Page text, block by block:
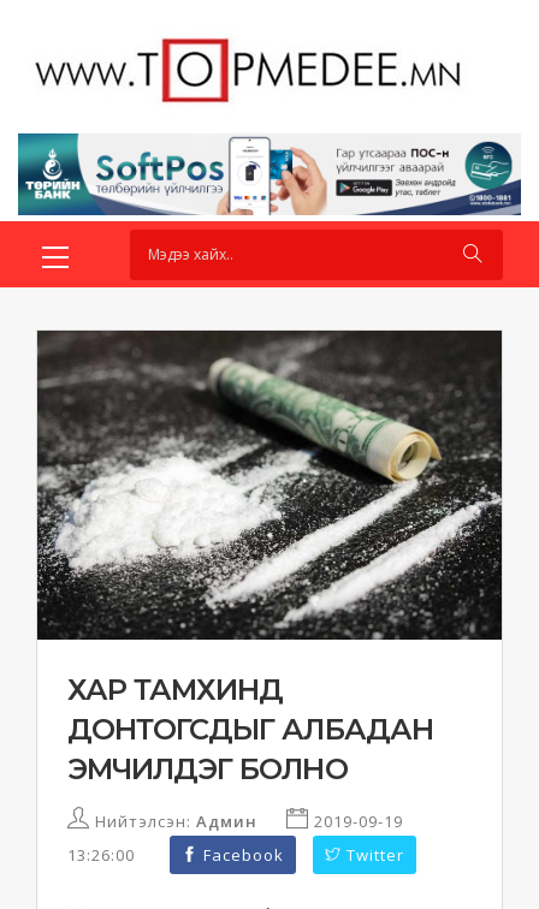
ХАР ТАМХИНД
ДОНТОГСДЫГ АЛБАДАН
ЭМЧИЛДЭГ БОЛНО
Нийтэлсэн: Админ
2019-09-19
13:26:00
Facebook Twitter